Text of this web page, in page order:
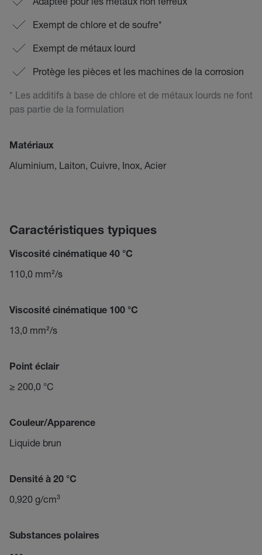
Exempt de chlore et de soufre*
Exempt de métaux lourd
Protège les pièces et les machines de la corrosion
* Les additifs à base de chlore et de métaux lourds ne font
pas partie de la formulation
Matériaux
Aluminium, Laiton, Cuivre, Inox, Acier
Caractéristiques typiques
Viscosité cinématique 40 °C
110,0 mm²/s
Viscosité cinématique 100 °C
13,0 mm²/s
Point éclair
≥ 200,0 °C
Couleur/Apparence
Liquide brun
Densité à 20 °C
0,920 g/cm³
Substances polaires